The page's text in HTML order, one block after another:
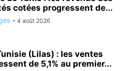
cotées progressent de...
- 4 août 2026
(Lilas) : les ventes
de 5,1% au premier...